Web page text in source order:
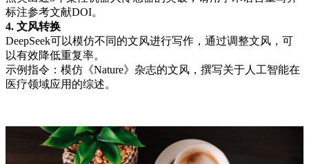
标注参考文献DOI。
4. 文风转换
DeepSeek可以模仿不同的文风进行写作，通过调整文风，可
以有效降低重复率。
示例指令：模仿《Nature》杂志的文风，撰写关于人工智能在
医疗领域应用的综述。